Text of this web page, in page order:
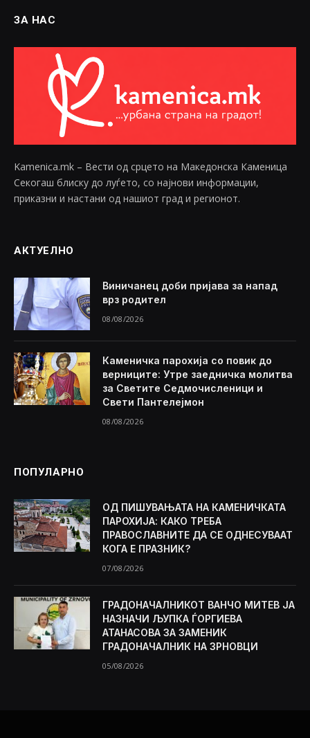
ЗА НАС
Kamenica.mk – Вести од срцето на Македонска Каменица
Секогаш блиску до луѓето, со најнови информации,
приказни и настани од нашиот град и регионот.
АКТУЕЛНО
Виничанец доби пријава за напад
врз родител
08/08/2026
Каменичка парохија со повик до
верниците: Утре заедничка молитва
за Светите Седмочисленици и
Свети Пантелејмон
08/08/2026
ПОПУЛАРНО
ОД ПИШУВАЊАТА НА КАМЕНИЧКАТА
ПАРОХИЈА: КАКО ТРЕБА
ПРАВОСЛАВНИТЕ ДА СЕ ОДНЕСУВААТ
КОГА Е ПРАЗНИК?
07/08/2026
ГРАДОНАЧАЛНИКОТ ВАНЧО МИТЕВ ЈА
НАЗНАЧИ ЉУПКА ЃОРГИЕВА
АТАНАСОВА ЗА ЗАМЕНИК
ГРАДОНАЧАЛНИК НА ЗРНОВЦИ
05/08/2026